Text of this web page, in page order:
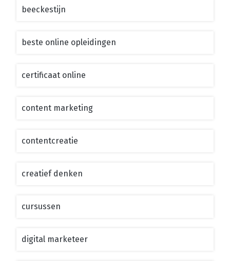
beeckestijn
beste online opleidingen
certificaat online
content marketing
contentcreatie
creatief denken
cursussen
digital marketeer